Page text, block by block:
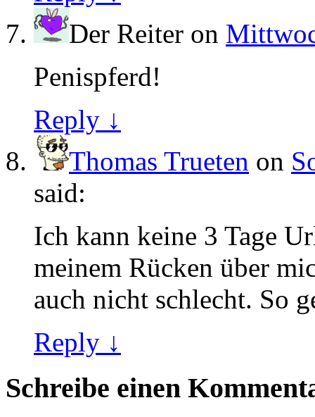
Der Reiter on
Penispferd!
Reply ↓
Thomas Trueten on
said:
Ich kann keine 3 Tage
meinem Rücken über
auch nicht schlecht. So
Reply ↓
Schreibe einen